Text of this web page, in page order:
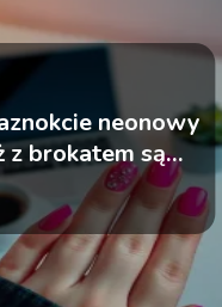
neonowy
z brokatem są
na co dzień?